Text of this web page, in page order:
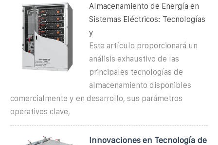
Almacenamiento de Energía en
Sistemas Eléctricos: Tecnologías
y
Este artículo proporcionará un
análisis exhaustivo de las
principales tecnologías de
almacenamiento disponibles
comercialmente y en desarrollo, sus parámetros
operativos clave,
Innovaciones en Tecnología de